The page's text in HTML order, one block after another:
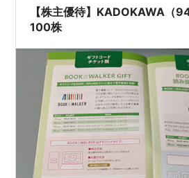
のポイント ハピタス（hapitas）
【株主優待】KADOKAWA（
100株